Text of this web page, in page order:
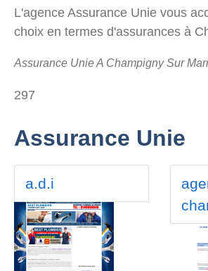
L'agence Assurance Unie vous
choix en termes d'assurances à
Assurance Unie A Champigny Sur
297
Assurance Unie
a.d.i